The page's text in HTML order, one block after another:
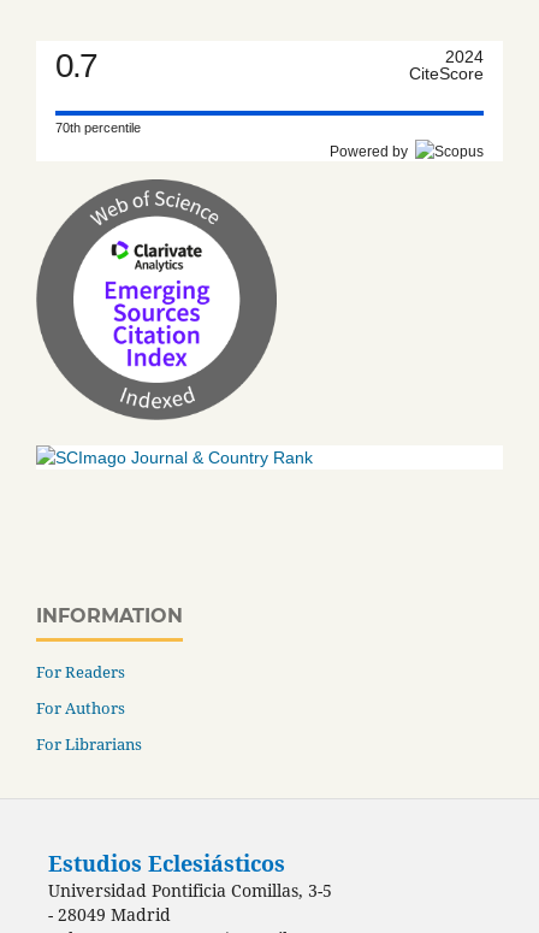
0.7
2024
CiteScore
70th percentile
Powered by
INFORMATION
For Readers
For Authors
For Librarians
Estudios Eclesiásticos
Universidad Pontificia Comillas, 3-5
- 28049 Madrid